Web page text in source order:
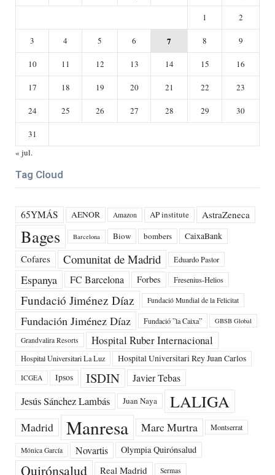
1 2
3 4 5 6 7 8 9
10 11 12 13 14 15 16
17 18 19 20 21 22 23
24 25 26 27 28 29 30
31
« jul.
Tag Cloud
65YMÁS AENOR Amazon AP institute AstraZeneca
Bages Barcelona Biow bombers CaixaBank
Cofares Comunitat de Madrid Eduardo Pastor
Espanya FC Barcelona Forbes Fresenius-Helios
Fundació Jiménez Díaz Fundació Mundial de la Felicitat
Fundación Jiménez Díaz Fundació ”la Caixa” GBSB Global
Grandvalira Resorts Hospital Ruber Internacional
Hospital Universitari La Luz Hospital Universitari Rey Juan Carlos
ICGEA Ipsos ISDIN Javier Tebas
Jesús Sánchez Lambás Juan Naya LALIGA
Madrid Manresa Marc Murtra Montserrat
Mónica García Novartis Olympia Quirónsalud
Quirónsalud Real Madrid Sermas